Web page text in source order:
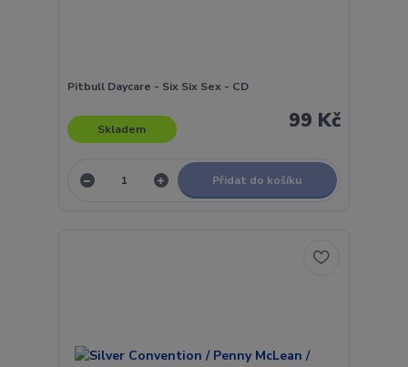
Pitbull Daycare - Six Six Sex - CD
99 Kč
Skladem
Přidat do košíku